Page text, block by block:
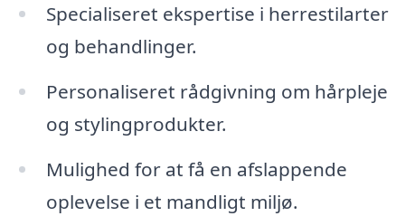
Specialiseret ekspertise i herrestilarter
og behandlinger.
Personaliseret rådgivning om hårpleje
og stylingprodukter.
Mulighed for at få en afslappende
oplevelse i et mandligt miljø.